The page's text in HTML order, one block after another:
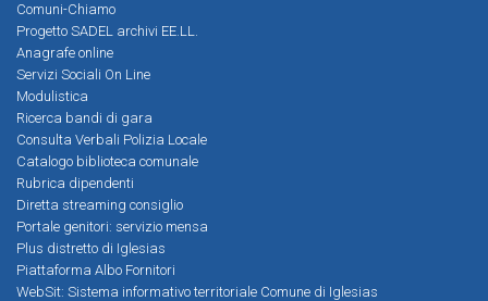
Comuni-Chiamo
Progetto SADEL archivi EE.LL.
Anagrafe online
Servizi Sociali On Line
Modulistica
Ricerca bandi di gara
Consulta Verbali Polizia Locale
Catalogo biblioteca comunale
Rubrica dipendenti
Diretta streaming consiglio
Portale genitori: servizio mensa
Plus distretto di Iglesias
Piattaforma Albo Fornitori
WebSit: Sistema informativo territoriale Comune di Iglesias